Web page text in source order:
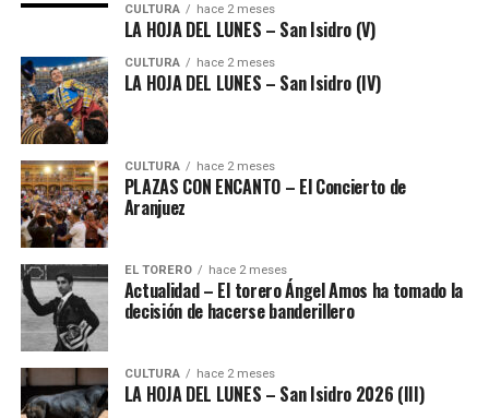
CULTURA hace 2 meses
LA HOJA DEL LUNES – San Isidro (V)
CULTURA hace 2 meses
LA HOJA DEL LUNES – San Isidro (IV)
CULTURA hace 2 meses
PLAZAS CON ENCANTO – El Concierto de
Aranjuez
EL TORERO hace 2 meses
Actualidad – El torero Ángel Amos ha tomado la
decisión de hacerse banderillero
CULTURA hace 2 meses
LA HOJA DEL LUNES – San Isidro 2026 (III)